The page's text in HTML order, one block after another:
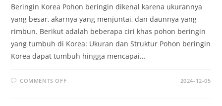
Beringin Korea Pohon beringin dikenal karena ukurannya
yang besar, akarnya yang menjuntai, dan daunnya yang
rimbun. Berikut adalah beberapa ciri khas pohon beringin
yang tumbuh di Korea: Ukuran dan Struktur Pohon beringin
Korea dapat tumbuh hingga mencapai…
COMMENTS OFFON 2024-12-05